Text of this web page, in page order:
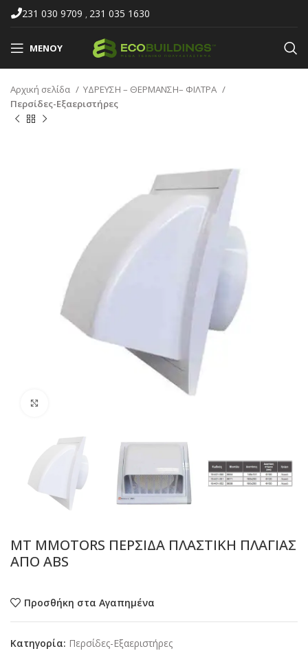
231 030 9709 , 231 035 1630
ΜΕΝΟΎ
Αρχική σελίδα
ΥΔΡΕΥΣΗ – ΘΕΡΜΑΝΣΗ– ΦΙΛΤΡΑ
Περσίδες-Εξαεριστήρες
MT MMOTORS ΠΕΡΣΙΔΑ ΠΛΑΣΤΙΚΗ ΠΛΑΓΙΑΣ
ΑΠΟ ABS
Προσθήκη στα Αγαπημένα
Κατηγορία: Περσίδες-Εξαεριστήρες